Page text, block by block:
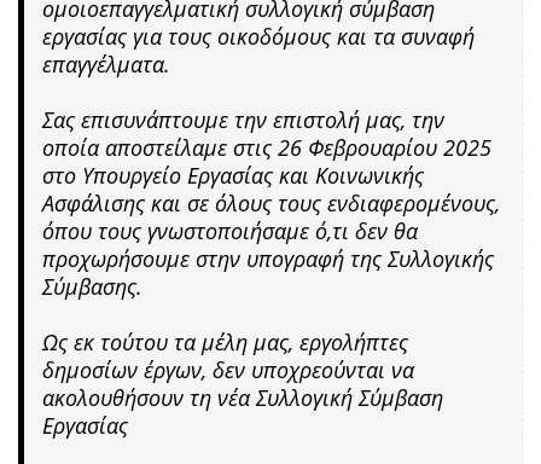
ομοιοεπαγγελματική συλλογική σύμβαση
εργασίας για τους οικοδόμους και τα συναφή
επαγγέλματα.
Σας επισυνάπτουμε την επιστολή μας, την
οποία αποστείλαμε στις 26 Φεβρουαρίου 2025
στο Υπουργείο Εργασίας και Κοινωνικής
Ασφάλισης και σε όλους τους ενδιαφερομένους,
όπου τους γνωστοποιήσαμε ό,τι δεν θα
προχωρήσουμε στην υπογραφή της Συλλογικής
Σύμβασης.
Ως εκ τούτου τα μέλη μας, εργολήπτες
δημοσίων έργων, δεν υποχρεούνται να
ακολουθήσουν τη νέα Συλλογική Σύμβαση
Εργασίας